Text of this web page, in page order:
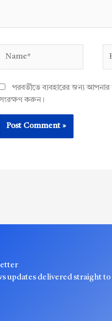
পরবর্তীতে ব্যবহারের জন্য
করুন।
updates delivered straight to